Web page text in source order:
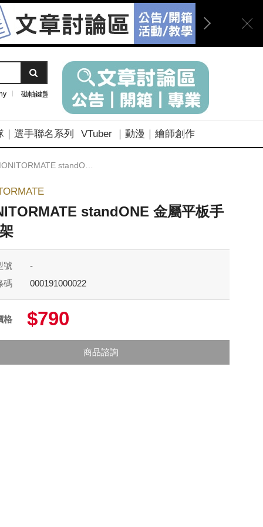
磁軸鍵盤
｜選手聯名系列 VTuber ｜動漫｜繪師創作
standONE 金屬平板手機立架
standONE 金屬平板手
號
-
碼
000191000022
格 $790
商品諮詢